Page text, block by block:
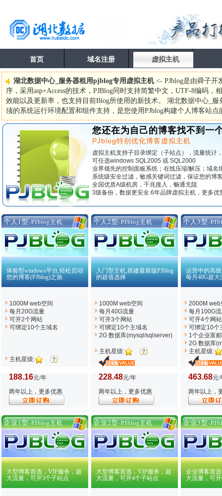
首页 域名注册 虚拟主机
湖北数据中心_服务器租用pjblog专用虚拟主机<- PJblog是由舜子开
序，采用asp+Access的技术，PJBlog同时支持简繁中文，UTF-8编码，
效能以及更新率，也支持目前Blog所使用的新技术。 湖北数据中心_服
须的系统运行环境配置和组件支持，是您使用PJblog构建个人博客站点
您还在为自己的博客找不到一
PJblog特别优化博客虚拟主机
虚拟主机支持子目录绑定（子站点），流量统计
可任选windows SQL2005 或 SQL2000
业界领先的控制面板系统；在线压缩/解压；域名
系统级安全过滤，敏感关键词过滤，保证您的博
全国优质A级机房，千兆接入，畅通无阻
3级备份，数据更安全.6年品牌虚拟主机，更多
个人1型-PJblog主机
体验型windows平台,轻松启动
您的博客(PJblog)之旅.
1000M web空间
每月20G流量
可开2个网站
可绑定10个主域名
主机星级:
个人2型-PJblog主机
入门型主机,搭建最新版PJblog
的超值选择
1000M web空间
每月40G流量
可开3个网站
可绑定10个主域名
2G 数据库(mysql/sqlserver)
主机星级:
个人3型-
运营中的高
每月40G超大
2000M web
每月100G
可开4个网站
可绑定10个
1个企业富
2G 数据库
主机星级:
188.16元/年
两年以上，更多优惠
228.48元/年
两年以上，更多优惠
463.68元/
两年以上，
企业1型-PJblog主机
大型博客首选，VIP服务，超
大流量，可开3个子站点
企业2型-PJblog主机
大型博客首选，VIP服务，超
大流量，可开4个子站点
企业3型-
企业博客首
大流量，可